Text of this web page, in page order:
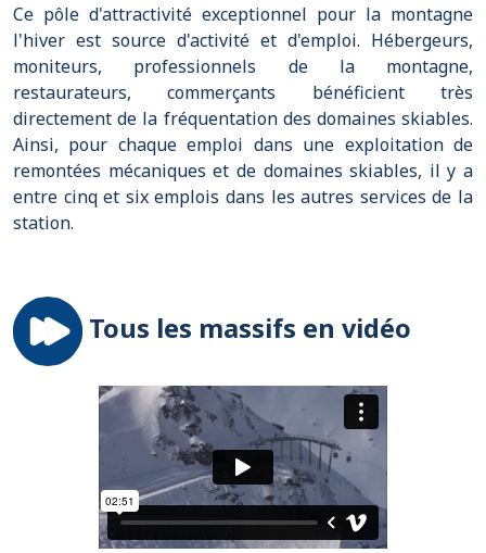
Ce pôle d'attractivité exceptionnel pour la montagne
l'hiver est source d'activité et d'emploi. Hébergeurs,
moniteurs, professionnels de la montagne,
restaurateurs, commerçants bénéficient très
directement de la fréquentation des domaines skiables.
Ainsi, pour chaque emploi dans une exploitation de
remontées mécaniques et de domaines skiables, il y a
entre cinq et six emplois dans les autres services de la
station.
Tous les massifs en vidéo